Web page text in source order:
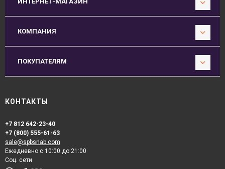
КОМПАНИЯ
ПОКУПАТЕЛЯМ
КОНТАКТЫ
+7 812 642-23-40
+7 (800) 555-61-63
sale@spbsnab.com
Ежедневно с 10:00 до 21:00
Соц. сети